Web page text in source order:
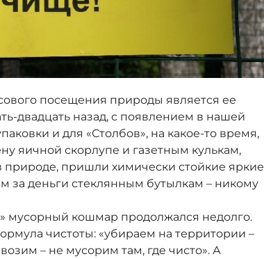
посещения природы является ее
двадцать назад, с появлением в нашей
и для «Столбов», на какое-то время,
яичной скорлупе и газетным кулькам,
пришли химически стойкие яркие
за деньги стеклянным бутылкам – никому
мусорный кошмар продолжался недолго.
чистоты: «убираем на территории –
– не мусорим там, где чисто». А